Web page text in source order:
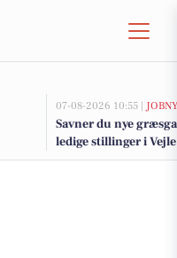
07-08-2026 10:55 |
Savner du nye
ledige stillinger i